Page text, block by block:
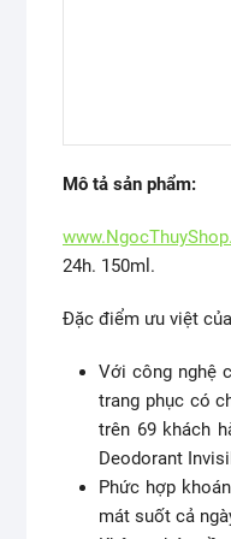
Mô tả sản phẩm:
24h. 150ml.
Đặc điểm ưu việt
Với công nghệ
trang phục có
trên 69 khách
Deodorant
Phức hợp
mát suốt cả